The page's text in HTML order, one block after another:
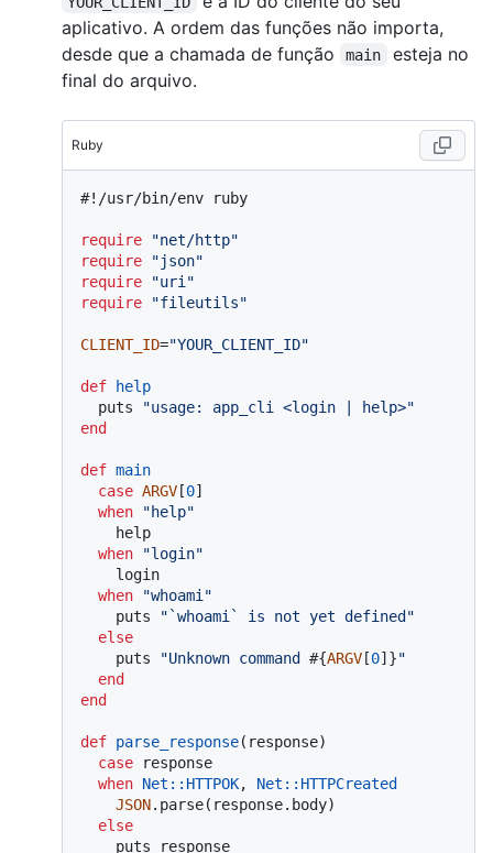
aplicativo. A ordem das funções não importa,
desde que a chamada de função
main
esteja no
final do arquivo.
Ruby
#!/usr/bin/env ruby
require
"net/http"
require
"json"
require
"uri"
require
"fileutils"
CLIENT_ID="YOUR_CLIENT_ID"
def
help
  puts
"usage: app_cli <login | help>"
end
def main
case ARGV [0]
when
"help"
when
"login"
when
"whoami"
    puts
"`whoami` is not yet defined"
else
    puts
"Unknown command #{ARGV [0]}"
end
end
def parse_response( response)
case response
when Net : :HTTPOK, Net : :HTTPCreated
JSON.parse(response.body)
else